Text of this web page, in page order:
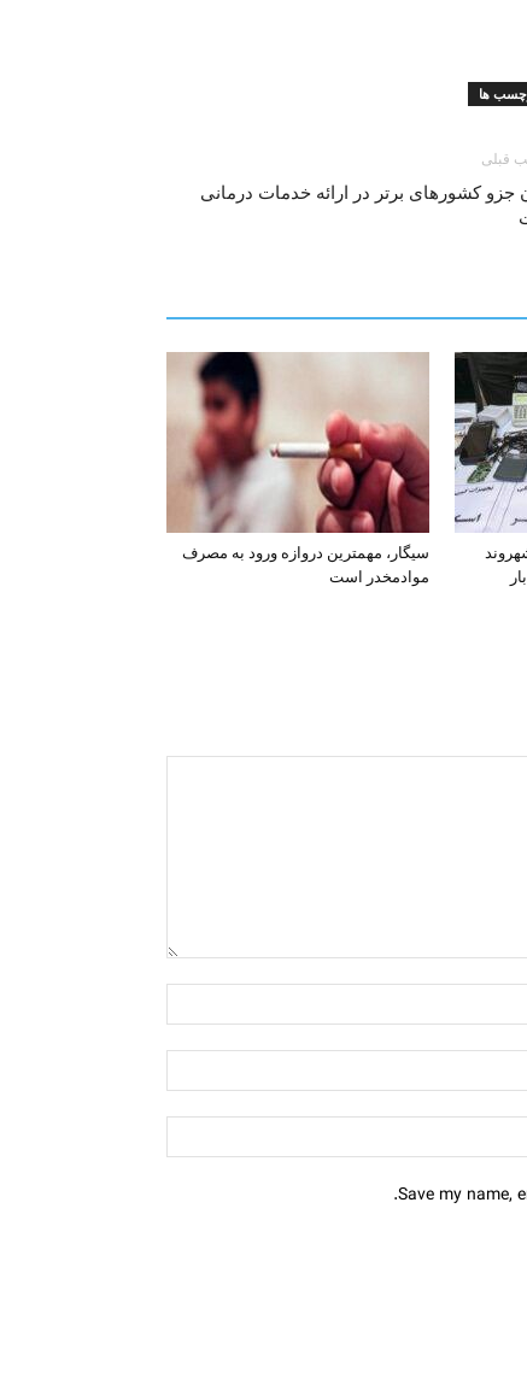
ها
قبلی
جزو کشورهاى برتر در ارائه خدمات درمانی
سیگار، مهمترین دروازه ورود به مصرف
موادمخدر است
اطلاعات بانکی ۱۲۰۰ شهروند
Save my name,